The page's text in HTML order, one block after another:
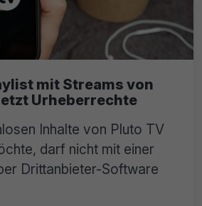
mit Streams von
Urheberrechte
Inhalte von Pluto TV
darf nicht mit einer
Drittanbieter-Software